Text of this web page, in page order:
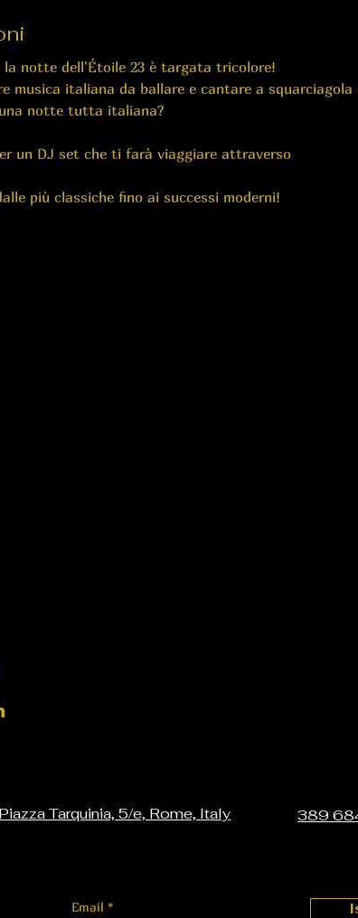
la notte dell'Étoile 23 è targata tricolore!
musica italiana da ballare e cantare a
notte tutta italiana?
un DJ set che ti farà viaggiare attraverso
più classiche fino ai successi moderni!
Piazza Tarquinia, 5/e, Rome, Italy 389
Email